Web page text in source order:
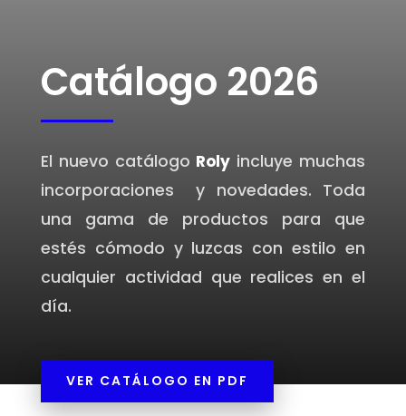
Catálogo 2026
El nuevo catálogo Roly incluye muchas
incorporaciones y novedades. Toda
una gama de productos para que
estés cómodo y luzcas con estilo en
cualquier actividad que realices en el
día.
VER CATÁLOGO EN PDF